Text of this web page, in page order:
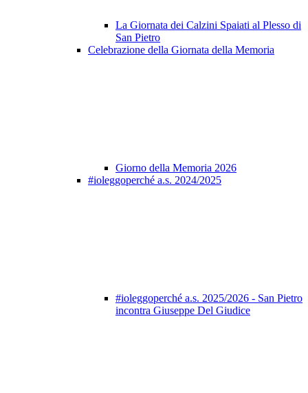
La Giornata dei Calzini Spaiati al Plesso di
San Pietro
Celebrazione della Giornata della Memoria
Giorno della Memoria 2026
#ioleggoperché a.s. 2024/2025
#ioleggoperché a.s. 2025/2026 - San Pietro
incontra Giuseppe Del Giudice